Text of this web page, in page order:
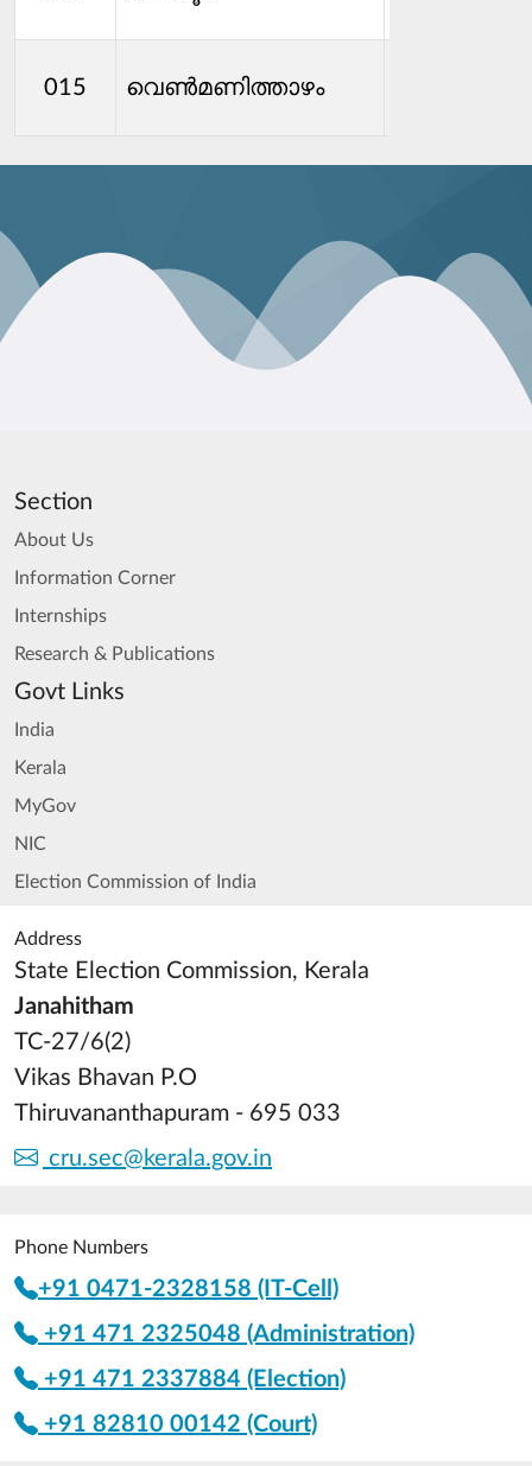
015 വെണ്‍മണിത്താഴം
Section
About Us
Information Corner
Internships
Research & Publications
Govt Links
India
Kerala
MyGov
NIC
Election Commission of India
Address
State Election Commission, Kerala
Janahitham
TC-27/6(2)
Vikas Bhavan P.O
Thiruvananthapuram - 695 033
cru.sec@kerala.gov.in
Phone Numbers
+91 0471-2328158 (IT-Cell)
+91 471 2325048 (Administration)
+91 471 2337884 (Election)
+91 82810 00142 (Court)